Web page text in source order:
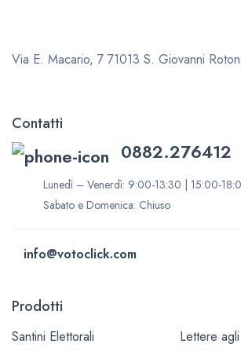
Via E. Macario, 7 71013 S. Giovanni
Contatti
0882.276412
Lunedì – Venerdì: 9:00-13:30 | 15:00-
Sabato e Domenica: Chiuso
info@votoclick.com
Prodotti
Santini Elettorali Lettere